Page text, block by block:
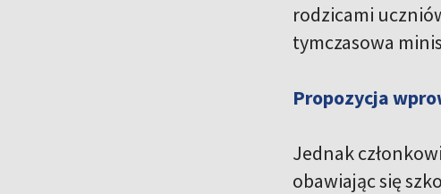
rodzicami
tymczasowa
Propozycja
Jednak
obawiając się